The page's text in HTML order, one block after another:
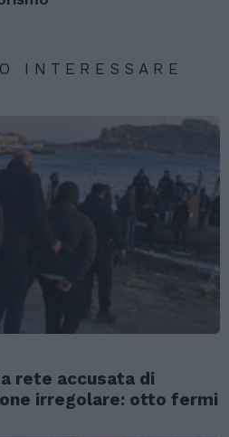
INTERESSARE
rete accusata di
irregolare: otto fermi